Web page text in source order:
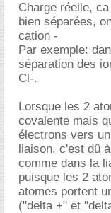
Charge réelle,
bien séparées,
cation -
Par exemple:
séparation des
Cl-.
Lorsque les 2
covalente mais
électrons vers
liaison, c'est dû
comme dans la
puisque les 2
atomes portent
("delta +" et